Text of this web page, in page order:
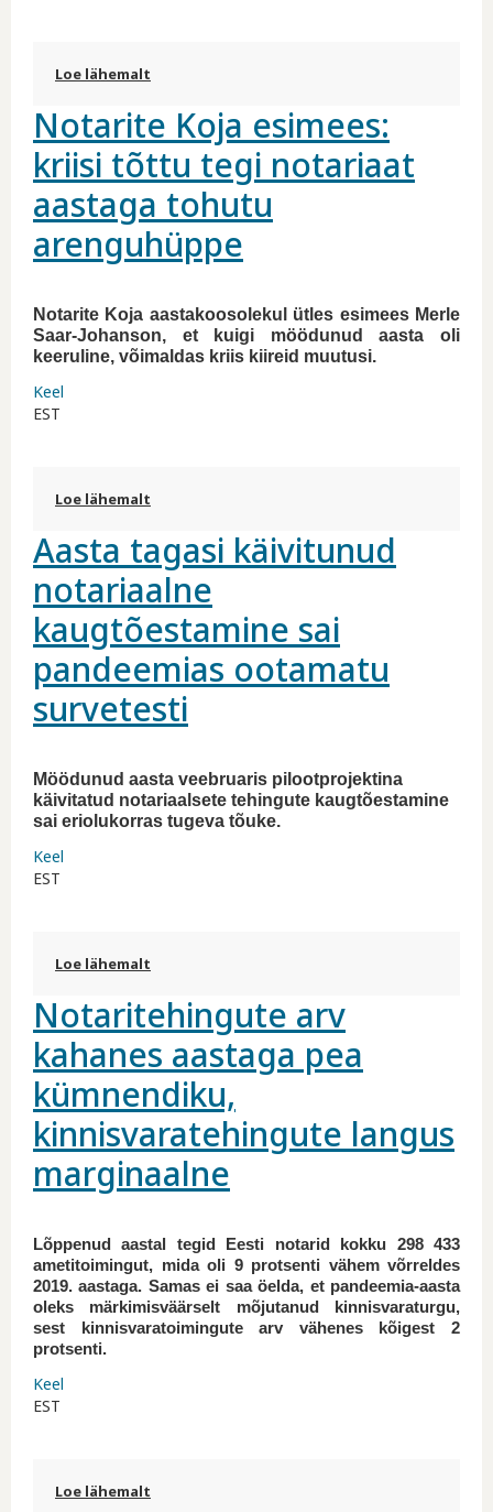
Loe lähemalt
petta! kohta
Notarite Koja esimees:
kriisi tõttu tegi notariaat
aastaga tohutu
arenguhüppe
Notarite Koja aastakoosolekul ütles esimees Merle
Saar-Johanson, et kuigi möödunud aasta oli
keeruline, võimaldas kriis kiireid muutusi.
Keel
EST
Loe lähemalt
Aasta tagasi käivitunud
notariaalne
kaugtõestamine sai
pandeemias ootamatu
survetesti
Möödunud aasta veebruaris pilootprojektina
käivitatud notariaalsete tehingute kaugtõestamine
sai eriolukorras tugeva tõuke.
Keel
EST
Loe lähemalt
survetesti kohta
Notaritehingute arv
kahanes aastaga pea
kümnendiku,
kinnisvaratehingute langus
marginaalne
Lõppenud aastal tegid Eesti notarid kokku 298 433
ametitoimingut, mida oli 9 protsenti vähem võrreldes
2019. aastaga. Samas ei saa öelda, et pandeemia-aasta
oleks märkimisväärselt mõjutanud kinnisvaraturgu,
sest kinnisvaratoimingute arv vähenes kõigest 2
protsenti.
Keel
EST
Loe lähemalt